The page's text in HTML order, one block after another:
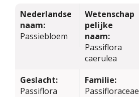
Nederlandse
naam:
Passiebloem
Wetenschap
pelijke
naam:
Passiflora
caerulea
Geslacht:
Passiflora
Familie:
Passifloraceae